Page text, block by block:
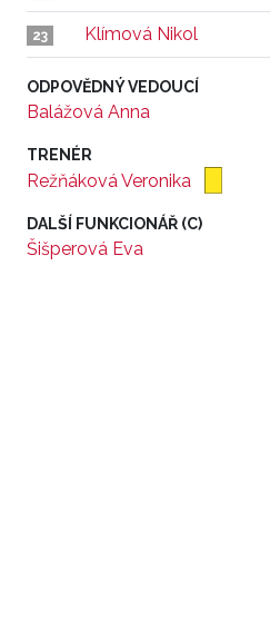
23 Klímová Nikol
ODPOVĚDNÝ VEDOUCÍ
Balážová Anna
TRENÉR
Režňáková Veronika
DALŠÍ FUNKCIONÁŘ (C)
Šišperová Eva